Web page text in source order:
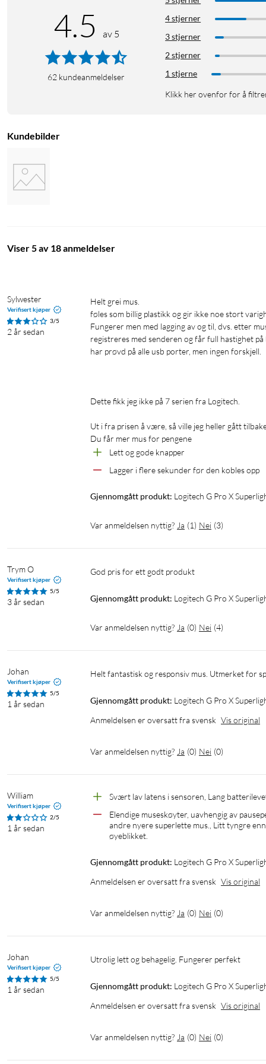
125x63,5x40 mm. Vekt: < 63 g.
4.5 av 5
62 kundeanmeldelser
4 stjerner
3 stjerner
2 stjerner
1 stjerne
Klikk her ovenfor for å
Kundebilder
Viser 5 av 18 anmeldelser
Sylwester
Verifisert kjøper
3/5
2 år sedan
Helt grei mus.
føles som billig plastikk og gir ikke noe stort
Fungerer men med lagging av og til, dvs. etter
registreres med senderen og får full hastighet på
har prøvd på alle usb porter, men ingen forskjell.
Dette fikk jeg ikke på 7 serien fra Logitech.
Ut i fra prisen å være, så ville jeg heller gått
Du får mer mus for pengene
Lett og gode knapper
Lagger i flere sekunder før den kobles opp
Gjennomgått produkt: Logitech G Pro X
Var anmeldelsen nyttig? Ja (1) Nei (3)
Trym O
Verifisert kjøper
5/5
3 år sedan
God pris for ett godt produkt
Gjennomgått produkt: Logitech G Pro X
Var anmeldelsen nyttig? Ja (0) Nei (4)
Johan
Verifisert kjøper
5/5
1 år sedan
Helt fantastisk og responsiv mus. Utmerket for
Gjennomgått produkt: Logitech G Pro X
Anmeldelsen er oversatt fra svensk Vis original
Var anmeldelsen nyttig? Ja (0) Nei (0)
William
Verifisert kjøper
2/5
1 år sedan
Svært lav latens i sensoren, Lang
Elendige museskøyter, uavhengig av
andre nyere superlette mus., Litt tyngre
øyeblikket.
Gjennomgått produkt: Logitech G Pro X
Anmeldelsen er oversatt fra svensk Vis original
Var anmeldelsen nyttig? Ja (0) Nei (0)
Johan
Verifisert kjøper
5/5
1 år sedan
Utrolig lett og behagelig. Fungerer perfekt
Gjennomgått produkt: Logitech G Pro X
Anmeldelsen er oversatt fra svensk Vis original
Var anmeldelsen nyttig? Ja (0) Nei (0)